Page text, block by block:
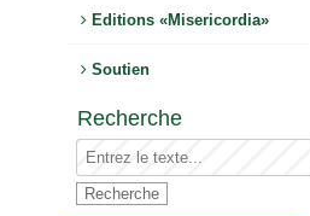
Editions «Misericordia»
Soutien
Recherche